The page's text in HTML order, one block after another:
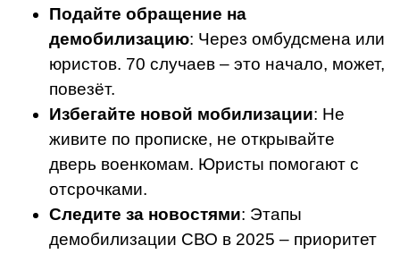
Подайте обращение на
демобилизацию: Через омбудсмена или
юристов. 70 случаев – это начало, может,
повезёт.
Избегайте новой мобилизации: Не
живите по прописке, не открывайте
дверь военкомам. Юристы помогают с
отсрочками.
Следите за новостями: Этапы
демобилизации СВО в 2025 – приоритет